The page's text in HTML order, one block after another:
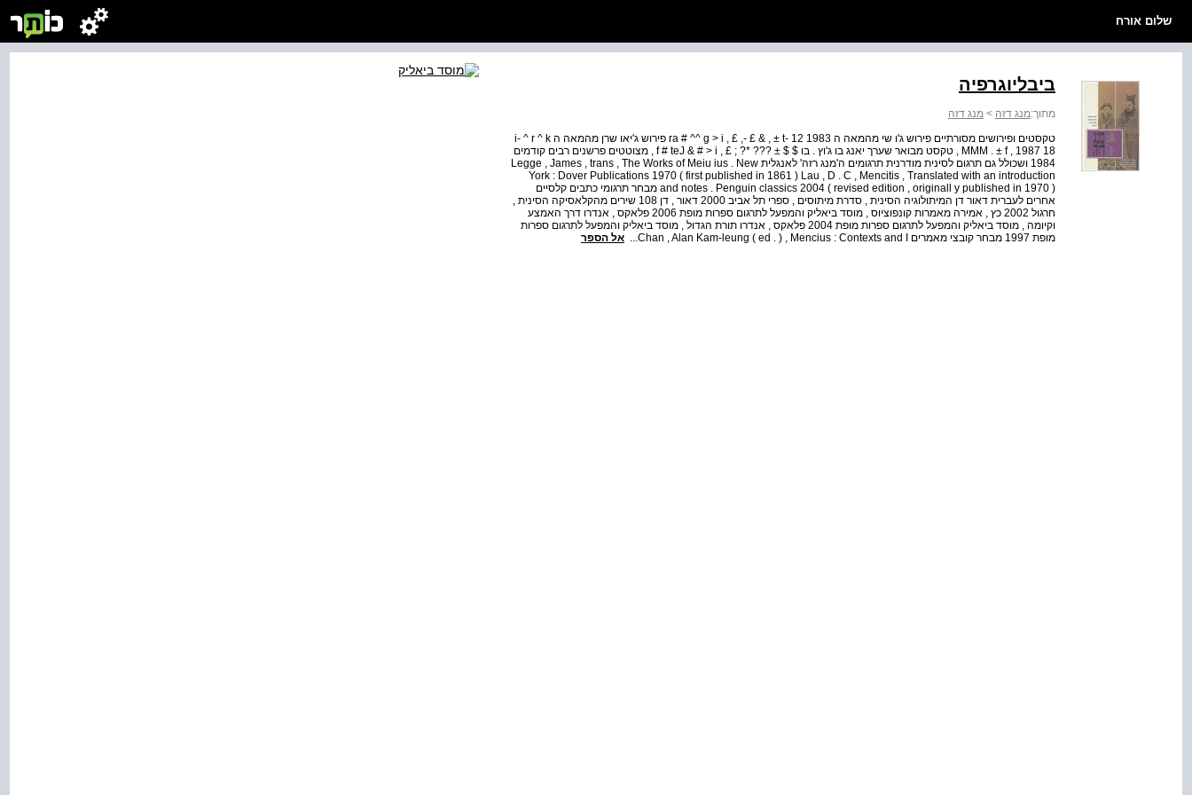
שלום אורח
ביבליוגרפיה
מתוך:מנג דזה > מנג דזה
טקסטים ופירושים מסורתיים פירוש ג'ו שי מהמאה ה ra # ^^ g > i , £ ,- £ & , ± t- 12 1983 פירוש ג'יאו שרן מהמאה ה i- ^ r ^ k
, MMM . ± f , 1987 18 טקסט מבואר שערך יאנג בו ג'וץ . בו $ $ ± ??? *? ; £ , f # teJ & # > i , מצוטטים פרשנים רבים קודמים
1984 ושכולל גם תרגום לסינית מודרנית תרגומים ה'מנג רזה' לאנגלית Legge , James , trans , The Works of Meiu ius . New
York : Dover Publications 1970 ( first published in 1861 ) Lau , D . C , Mencitis , Translated with an introduction
and notes . Penguin classics 2004 ( revised edition , originall y published in 1970 ) מבחר תרגומי כתבים קלסיים
אחרים לעברית דאור דן המיתולוגיה הסינית , סדרת מיתוסים , ספרי תל אביב 2000 דאור , דן 108 שירים מהקלאסיקה הסינית ,
חרגול 2002 כץ , אמירה מאמרות קונפוציוס , מוסד ביאליק והמפעל לתרגום ספרות מופת 2006 פלאקס , אנדרו דרך האמצע
וקיומה , מוסד ביאליק והמפעל לתרגום ספרות מופת 2004 פלאקס , אנדרו תורת הגדול , מוסד ביאליק והמפעל לתרגום ספרות
מופת 1997 מבחר קובצי מאמרים Chan , Alan Kam-leung ( ed . ) , Mencius : Contexts and I...
אל הספר